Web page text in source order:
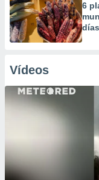
6
días
Vídeos